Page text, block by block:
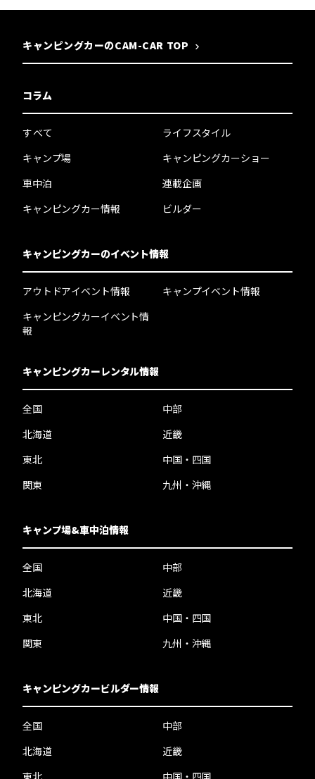
キャンピングカーのCAM-CAR TOP
コラム
すべて
キャンプ場
車中泊
キャンピングカー情報
ライフスタイル
キャンピングカーショー
連載企画
ビルダー
キャンピングカーのイベント情報
アウトドアイベント情報
キャンピングカーイベント情
報
キャンプイベント情報
キャンピングカーレンタル情報
全国
北海道
東北
関東
中部
近畿
中国・四国
九州・沖縄
キャンプ場&車中泊情報
全国
北海道
東北
関東
中部
近畿
中国・四国
九州・沖縄
キャンピングカービルダー情報
全国
北海道
東北
中部
近畿
中国・四国